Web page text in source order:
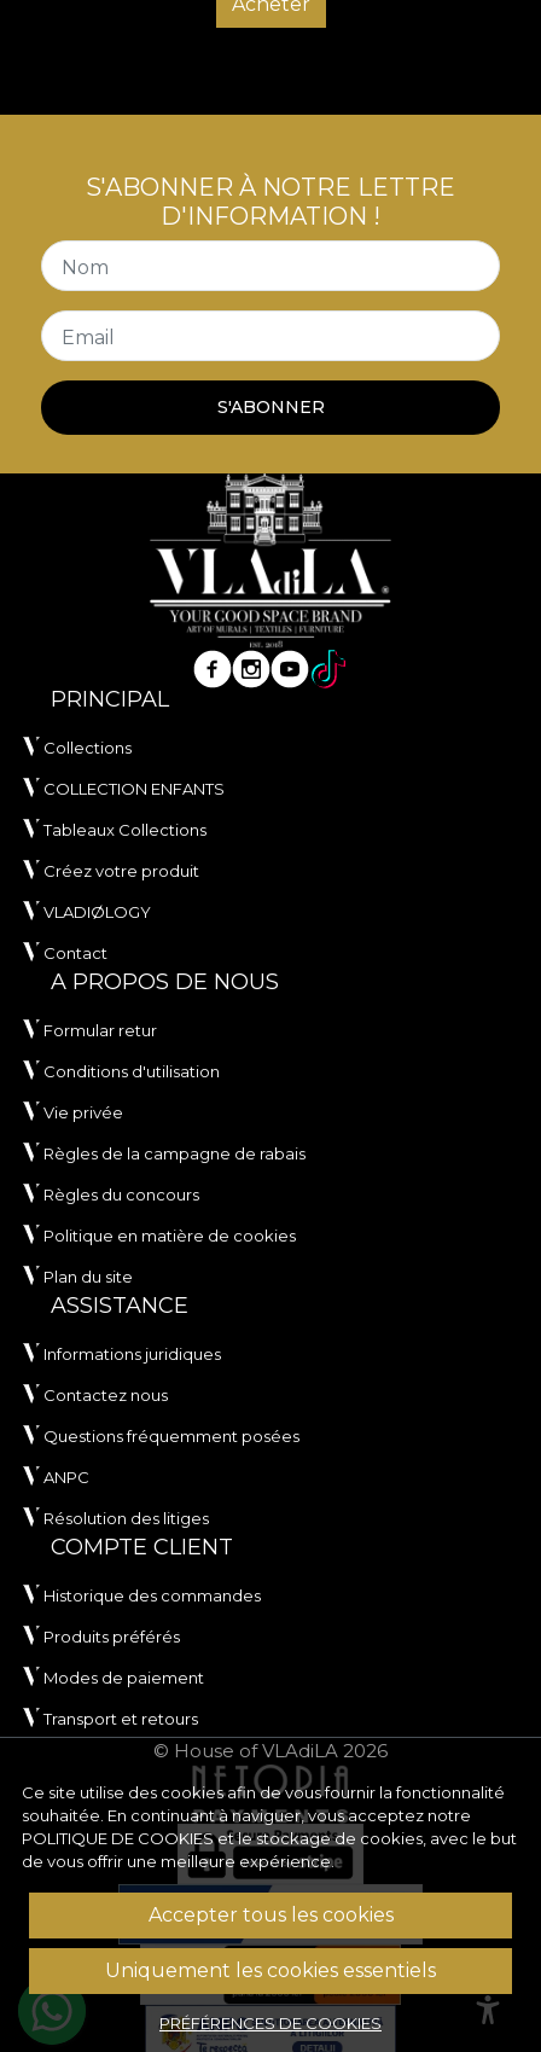
Ce site utilise des cookies afin de vous fournir la fonctionnalité
souhaitée. En continuant à naviguer, vous acceptez notre
POLITIQUE DE COOKIESet le stockage de cookies, avec le but
de vous offrir une meilleure expérience.
Accepter tous les cookies
Uniquement les cookies essentiels
PRÉFÉRENCES DE COOKIES
S'ABONNER À NOTRE LETTRE
D'INFORMATION !
Nom
Email
S'ABONNER
PRINCIPAL
Collections
COLLECTION ENFANTS
Tableaux Collections
Créez votre produit
VLADIØLOGY
Contact
A PROPOS DE NOUS
Formular retur
Conditions d'utilisation
Vie privée
Règles de la campagne de rabais
Règles du concours
Politique en matière de cookies
Plan du site
ASSISTANCE
Informations juridiques
Contactez nous
Questions fréquemment posées
ANPC
Résolution des litiges
COMPTE CLIENT
Historique des commandes
Produits préférés
Modes de paiement
Transport et retours
© House of VLAdiLA 2026